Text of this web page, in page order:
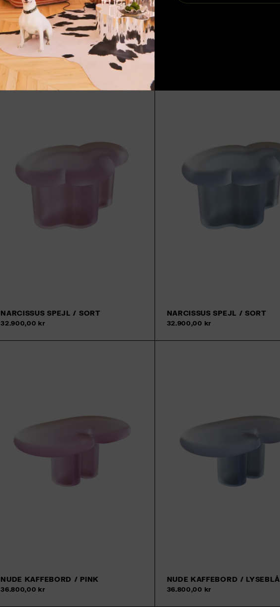
CLOUD KAFFEBORD / LAV / PINK
79.000,00 kr
NARCISSUS SPEJL / SORT
32.900,00 kr
NARCISSUS SPEJL / SORT
32.900,00 kr
NUDE KAFFEBORD / PINK
36.800,00 kr
NUDE KAFFEBORD / LYSEBLÅ
36.800,00 kr